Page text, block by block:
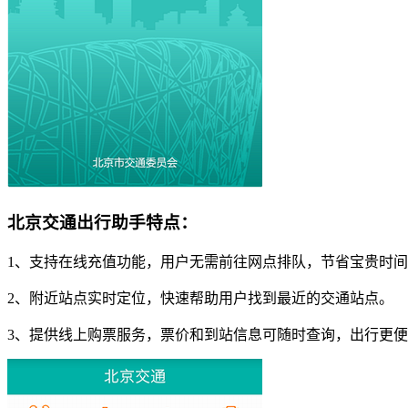
北京交通出行助手特点：
1、支持在线充值功能，用户无需前往网点排队，节省宝贵时间
2、附近站点实时定位，快速帮助用户找到最近的交通站点。
3、提供线上购票服务，票价和到站信息可随时查询，出行更便